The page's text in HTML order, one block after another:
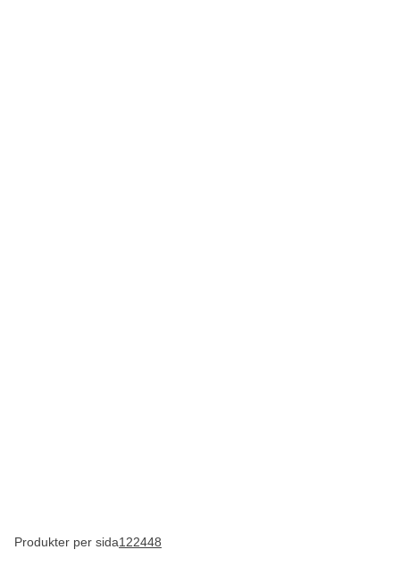
Produkter per sida122448